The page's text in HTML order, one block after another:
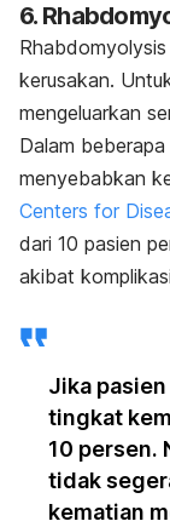
6.
Rhabdomyolysis
kerusakan.
mengeluarkan
Dalam
menyebabkan
Centers for
dari 10 pasien
akibat
Jika
tingkat
10 persen.
tidak
kematian